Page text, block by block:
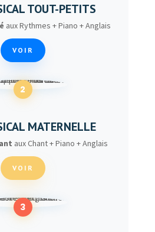
TOUT-PETITS
aux Rythmes + Piano + Anglais
VOIR
2
MATERNELLE
aux Chant + Piano + Anglais
VOIR
3